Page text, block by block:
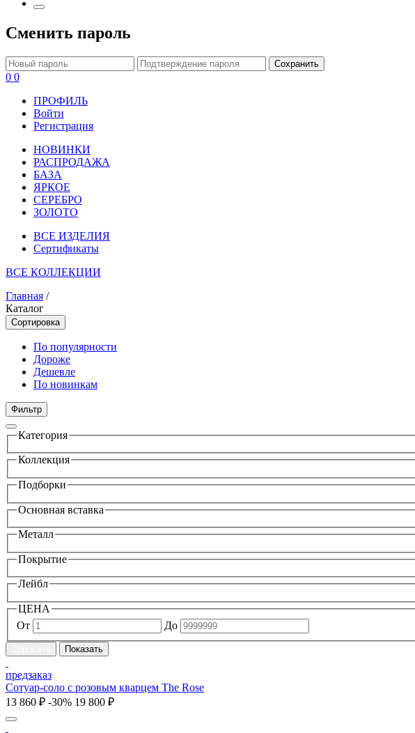
Сменить пароль
Сохранить
0 0
ПРОФИЛЬ
Войти
Регистрация
НОВИНКИ
РАСПРОДАЖА
БАЗА
ЯРКОЕ
СЕРЕБРО
ЗОЛОТО
ВСЕ ИЗДЕЛИЯ
Сертификаты
ВСЕ КОЛЛЕКЦИИ
Главная /
Каталог
Сортировка
По популярности
Дороже
Дешевле
По новинкам
Фильтр
Категория
Коллекция
Подборки
Основная вставка
Металл
Покрытие
Лейбл
ЦЕНА
От
До
предзаказ
Сотуар-соло с розовым кварцем The Rose
13 860 ₽ -30% 19 800 ₽